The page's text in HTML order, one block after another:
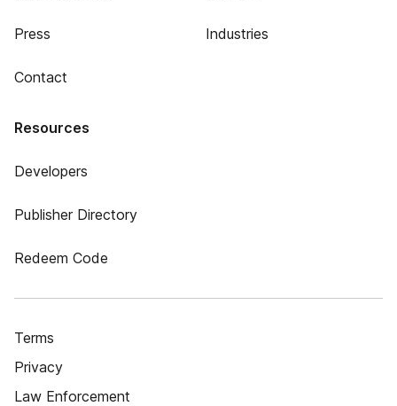
Press
Contact
Industries
Resources
Developers
Publisher Directory
Redeem Code
Terms
Privacy
Law Enforcement